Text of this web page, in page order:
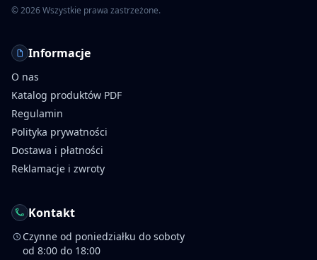
©2026Wszystkie prawa zastrzeżone.
Informacje
O nas
Katalog produktów PDF
Regulamin
Polityka prywatności
Dostawa i płatności
Reklamacje i zwroty
Kontakt
Czynne od poniedziałku do soboty
od 8:00 do 18:00